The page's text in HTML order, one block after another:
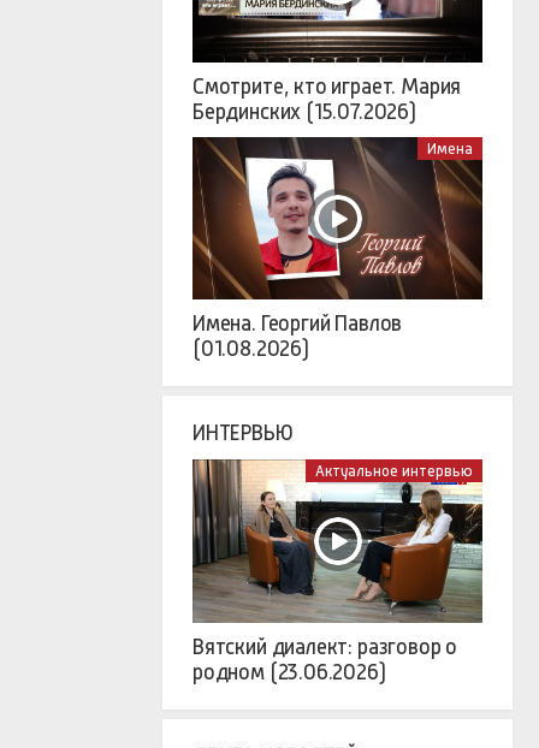
Смотрите, кто играет. Мария
Бердинских (15.07.2026)
Имена
Имена. Георгий Павлов
(01.08.2026)
ИНТЕРВЬЮ
Актуальное интервью
Вятский диалект: разговор о
родном (23.06.2026)